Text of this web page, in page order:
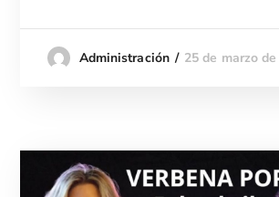
Administración 25 de marzo